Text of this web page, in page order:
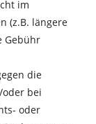
im
(z.B. längere
Gebühr
die
bei
oder